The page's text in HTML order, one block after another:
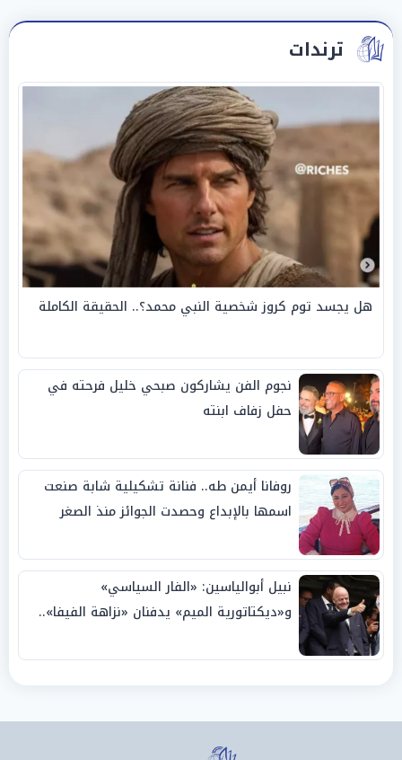
ترندات
هل يجسد توم كروز شخصية النبي محمد؟.. الحقيقة الكاملة
نجوم الفن يشاركون صبحي خليل فرحته في
حفل زفاف ابنته
روفانا أيمن طه.. فنانة تشكيلية شابة صنعت
اسمها بالإبداع وحصدت الجوائز منذ الصغر
نبيل أبوالياسين: «الفار السياسي»
و«ديكتاتورية الميم» يدفنان «نزاهة الفيفا»..